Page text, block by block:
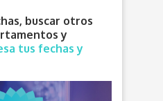
buscar otros
y
tus fechas y